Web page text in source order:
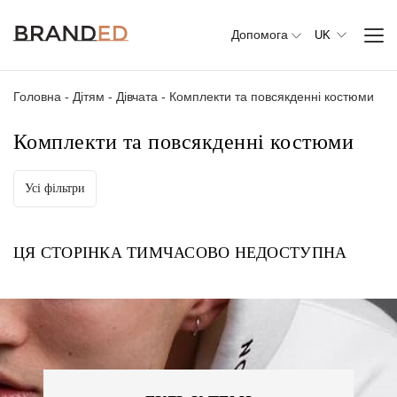
Допомога UK
Весь
Верхній
одяг
Джемпери,
светри та
Комплекти
та
Головна - Дітям - Дівчата - Комплекти та повсякденні костюми
Комплекти та повсякденні костюми
Усі фільтри
ЦЯ СТОРІНКА ТИМЧАСОВО НЕДОСТУПНА